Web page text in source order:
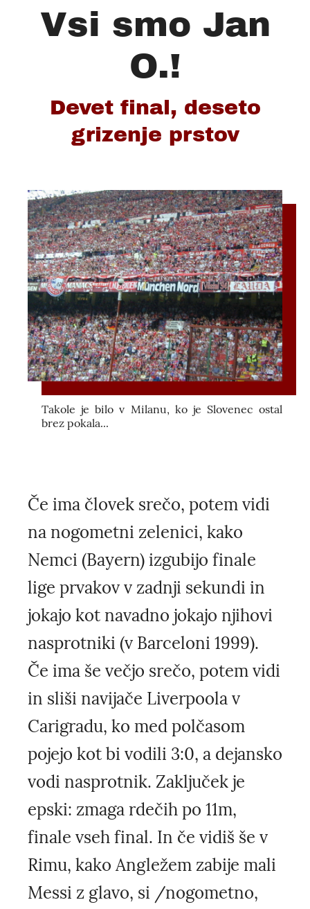
Vsi smo Jan
O.!
Devet final, deseto
grizenje prstov
Takole je bilo v Milanu, ko je Slovenec ostal
brez pokala...
Če ima človek srečo, potem vidi
na nogometni zelenici, kako
Nemci (Bayern) izgubijo finale
lige prvakov v zadnji sekundi in
jokajo kot navadno jokajo njihovi
nasprotniki (v Barceloni 1999).
Če ima še večjo srečo, potem vidi
in sliši navijače Liverpoola v
Carigradu, ko med polčasom
pojejo kot bi vodili 3:0, a dejansko
vodi nasprotnik. Zaključek je
epski: zmaga rdečih po 11m,
finale vseh final. In če vidiš še v
Rimu, kako Angležem zabije mali
Messi z glavo, si /nogometno,